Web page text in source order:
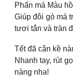
Phấn má Màu
Giúp đôi gò má
tươi tắn và tràn
Tết đã cận kề
Nhanh tay, rút
nàng nha!